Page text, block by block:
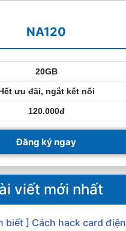
NA120
20GB
ưu đãi, ngắt kết nối
120.000đ
Đăng ký ngay
viết mới nhất
biết ] Cách hack card điện